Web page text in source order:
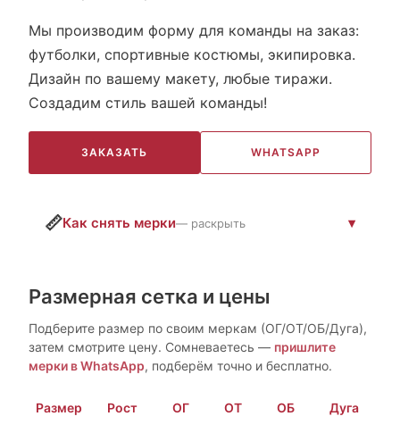
Мы производим форму для команды на заказ:
футболки, спортивные костюмы, экипировка.
Дизайн по вашему макету, любые тиражи.
Создадим стиль вашей команды!
ЗАКАЗАТЬ WHATSAPP
📏Как снять мерки— раскрыть
Размерная сетка и цены
Подберите размер по своим меркам (ОГ/ОТ/ОБ/Дуга),
затем смотрите цену. Сомневаетесь — пришлите
мерки в WhatsApp, подберём точно и бесплатно.
Размер Рост ОГ ОТ ОБ Дуга